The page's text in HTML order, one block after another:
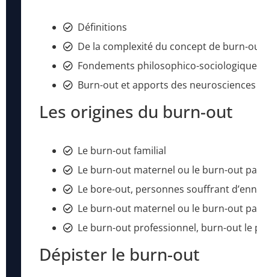
Définitions
De la complexité du concept de burn-
Fondements philosophico-
Burn-out et apports des neurosciences
Les origines du burn-out
Le burn-out familial
Le burn-out maternel ou le burn-out
Le bore-out, personnes souffrant
Le burn-out maternel ou le burn-out
Le burn-out professionnel, burn-out le
Dépister le burn-out